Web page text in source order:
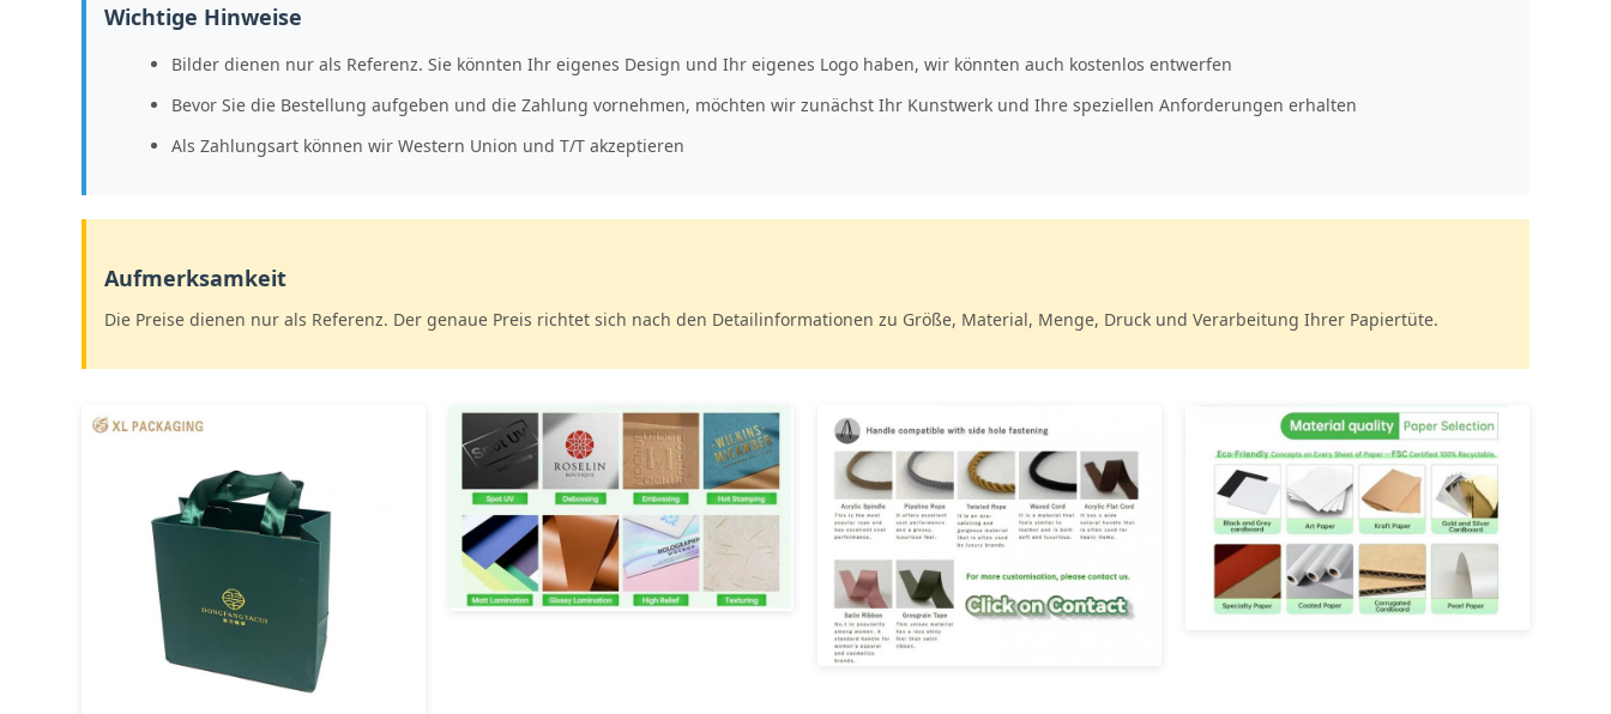
Wichtige Hinweise
Bilder dienen nur als Referenz. Sie könnten Ihr eigenes Design und Ihr eigenes Logo haben, wir könnten auch kostenlos entwerfen
Bevor Sie die Bestellung aufgeben und die Zahlung vornehmen, möchten wir zunächst Ihr Kunstwerk und Ihre speziellen Anforderungen erhalten
Als Zahlungsart können wir Western Union und T/T akzeptieren
Aufmerksamkeit
Die Preise dienen nur als Referenz. Der genaue Preis richtet sich nach den Detailinformationen zu Größe, Material, Menge, Druck und Verarbeitung Ihrer Papiertüte.